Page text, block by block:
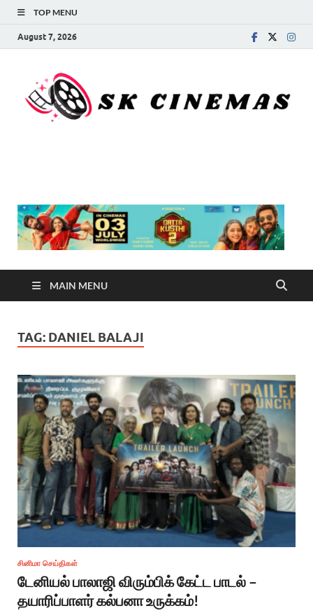
TOP MENU
August 7, 2026
MAIN MENU
TAG: DANIEL BALAJI
சினிமா செய்திகள்
டேனியல் பாலாஜி விரும்பிக் கேட்ட பாடல் –
தயாரிப்பாளர் கல்பனா உருக்கம்!